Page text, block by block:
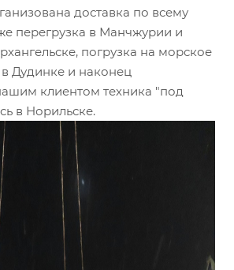
доставка по всему
перегрузка в Манчжурии и
погрузка на морское
в Дудинке и наконец
клиентом техника "под
в Норильске.